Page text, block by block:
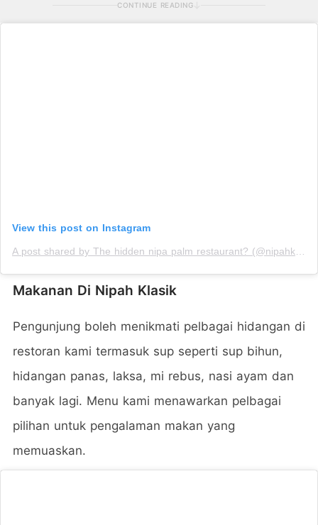
CONTINUE READING
View this post on Instagram
Makanan Di Nipah Klasik
Pengunjung boleh menikmati pelbagai hidangan di
restoran kami termasuk sup seperti sup bihun,
hidangan panas, laksa, mi rebus, nasi ayam dan
banyak lagi. Menu kami menawarkan pelbagai
pilihan untuk pengalaman makan yang
memuaskan.